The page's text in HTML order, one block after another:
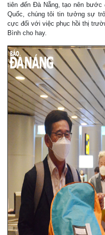
tiên đến Đà Nẵng, tạo nên
Quốc, chúng tôi tin tưởng sự
cực đối với việc phục hồi thị
Bình cho hay.